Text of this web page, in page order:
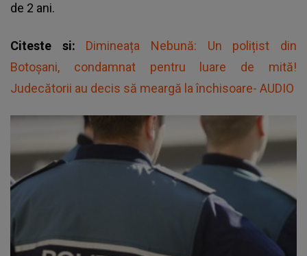
de 2 ani.
Citeste si: Dimineața Nebună: Un polițist din
Botoșani, condamnat pentru luare de mită!
Judecătorii au decis să meargă la închisoare- AUDIO